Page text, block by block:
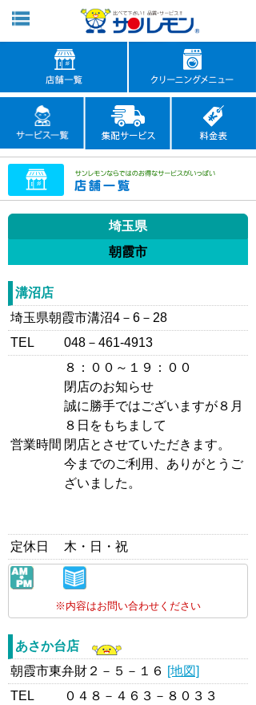
埼玉県
朝霞市
溝沼店
埼玉県朝霞市溝沼4－6－28
TEL
048－461-4913
営業時間
８：００～１９：００
閉店のお知らせ
誠に勝手ではございますが８月
８日をもちまして
閉店とさせていただきます。
今までのご利用、ありがとうご
ざいました。
定休日 木・日・祝
※内容はお問い合わせください
あさか台店
朝霞市東弁財２－５－１６ [地図]
TEL
０４８－４６３－８０３３